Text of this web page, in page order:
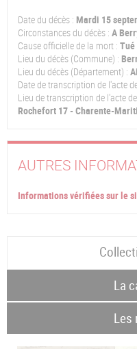
Date du décès : Mardi 15
Circonstances du décès : A
Cause officielle de la mort : Tué
Lieu du décès (Commune) :
Lieu du décès (Département) :
Date de transcription de l'acte
Lieu de transcription de l'acte
Rochefort 17 - Charente-
AUTRES
Informations vérifiées sur le
La
Les